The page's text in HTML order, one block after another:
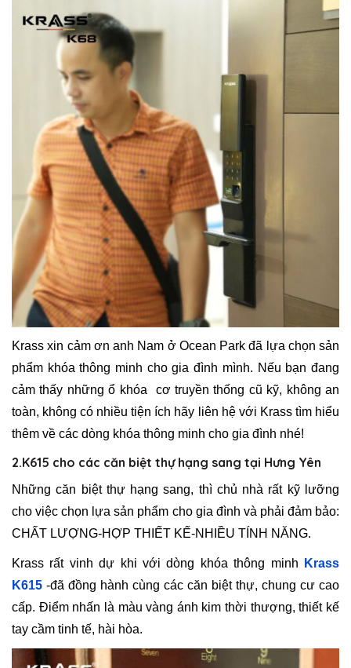
Krass xin cảm ơn anh Nam ở Ocean Park đã lựa chọn sản
phẩm khóa thông minh cho gia đình mình. Nếu bạn đang
cảm thấy những ổ khóa cơ truyền thống cũ kỹ, không an
toàn, không có nhiều tiện ích hãy liên hệ với Krass tìm hiểu
thêm về các dòng khóa thông minh cho gia đình nhé!
2.K615 cho các căn biệt thự hạng sang tại Hưng Yên
Những căn biệt thự hạng sang, thì chủ nhà rất kỹ lưỡng
cho việc chọn lựa sản phẩm cho gia đình và phải đảm bảo:
CHẤT LƯỢNG-HỢP THIẾT KẾ-NHIỀU TÍNH NĂNG.
Krass rất vinh dự khi với dòng khóa thông minh
Krass
K615 -đã đồng hành cùng các căn biệt thự, chung cư cao
cấp. Điểm nhấn là màu vàng ánh kim thời thượng, thiết kế
tay cầm tinh tế, hài hòa.